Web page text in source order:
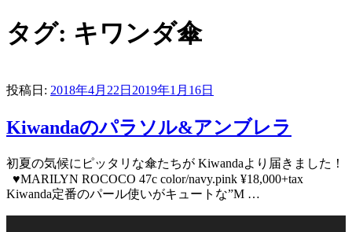
タグ: キワンダ傘
投稿日: 2018年4月22日 2019年1月16日
Kiwandaのパラソル&アンブレラ
初夏の気候にピッタリな傘たちが Kiwandaより届きました！
♥MARILYN ROCOCO 47c color/navy.pink ¥18,000+tax
Kiwanda定番のパール使いがキュートな”M …